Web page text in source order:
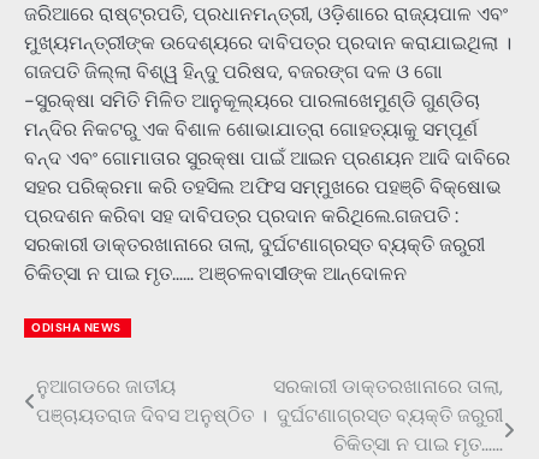
ଜରିଆରେ ରାଷ୍ଟ୍ରପତି, ପ୍ରଧାନମନ୍ତ୍ରୀ, ଓଡ଼ିଶାରେ ରାଜ୍ୟପାଳ ଏବଂ
ମୁଖ୍ୟମନ୍ତ୍ରୀଙ୍କ ଉଦେଶ୍ୟରେ ଦାବିପତ୍ର ପ୍ରଦାନ କରାଯାଇଥିଲା ।
ଗଜପତି ଜିଲ୍ଲା ବିଶ୍ୱ ହିନ୍ଦୁ ପରିଷଦ, ବଜରଙ୍ଗ ଦଳ ଓ ଗୋ
-ସୁରକ୍ଷା ସମିତି ମିଳିତ ଆନୁକୂଲ୍ୟରେ ପାରଳାଖେମୁଣ୍ଡି ଗୁଣ୍ଡିଚା
ମନ୍ଦିର ନିକଟରୁ ଏକ ବିଶାଳ ଶୋଭାଯାତ୍ରା ଗୋହତ୍ୟାକୁ ସମ୍ପୂର୍ଣ
ବନ୍ଦ ଏବଂ ଗୋମାତାର ସୁରକ୍ଷା ପାଇଁ ଆଇନ ପ୍ରଣୟନ ଆଦି ଦାବିରେ
ସହର ପରିକ୍ରମା କରି ତହସିଲ ଅଫିସ ସମ୍ମୁଖରେ ପହଞ୍ଚି ବିକ୍ଷୋଭ
ପ୍ରଦଶନ କରିବା ସହ ଦାବିପତ୍ର ପ୍ରଦାନ କରିଥିଲେ.ଗଜପତି :
ସରକାରୀ ଡାକ୍ତରଖାନାରେ ତାଲା, ଦୁର୍ଘଟଣାଗ୍ରସ୍ତ ବ୍ୟକ୍ତି ଜରୁରୀ
ଚିକିତ୍ସା ନ ପାଇ ମୃତ…… ଅଞ୍ଚଳବାସୀଙ୍କ ଆନ୍ଦୋଳନ
ODISHA NEWS
Post
navigation
ନୁଆଗଡରେ ଜାତୀୟ
ପଞ୍ଚାୟତରାଜ ଦିବସ ଅନୁଷ୍ଠିତ ।
ସରକାରୀ ଡାକ୍ତରଖାନାରେ ତାଲା,
ଦୁର୍ଘଟଣାଗ୍ରସ୍ତ ବ୍ୟକ୍ତି ଜରୁରୀ
ଚିକିତ୍ସା ନ ପାଇ ମୃତ……